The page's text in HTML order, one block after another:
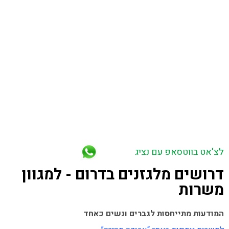
לצ'אט בווטסאפ עם נציג
דרושים מלגזנים בדרום - למגוון
משרות
המודעות מתייחסות לגברים ונשים כאחד